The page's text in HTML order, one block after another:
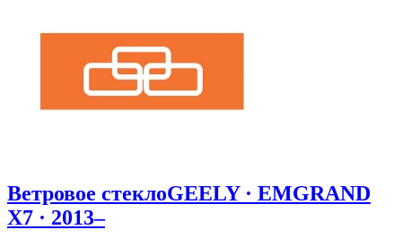
Ветровое стеклоGEELY · EMGRAND
X7 · 2013–